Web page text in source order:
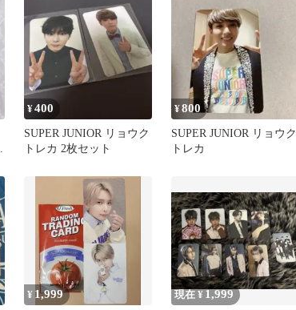
¥400
SUPER JUNIOR リョウク
トレカ 2枚セット
¥800
SUPER JUNIOR リョウク
トレカ
¥ 1,999 現在 ¥ 1,999